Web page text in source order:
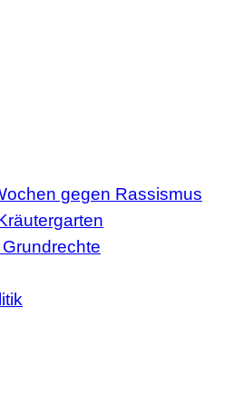
gegen Rassismus